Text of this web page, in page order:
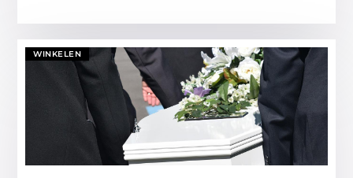
WINKELEN